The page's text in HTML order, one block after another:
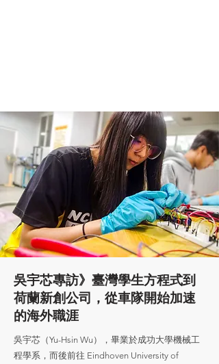
吳宇芯專訪》臺灣學生方程式到
荷蘭新創公司，從車隊開始加速
的海外職涯
吳宇芯（Yu-Hsin Wu），畢業於成功大學機械工
程學系，而後前往 Eindhoven University of